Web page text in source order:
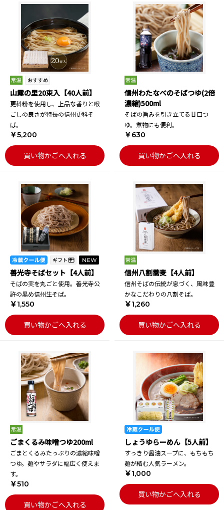
山霧の里20束入【40人前】
更科粉を使用し、上品な香りと喉
ごしの良さが特長の信州更科そ
ば。
￥5,200
買い物かごへ入れる
信州わたなべのそばつゆ(2倍
濃縮)500ml
そばの旨みを引き立てる甘口つ
ゆ。煮物にも便利。
￥630
買い物かごへ入れる
善光寺そばセット【4人前】
そばの実を丸ごと使用。善光寺公
許の黒め信州生そば。
￥1,550
買い物かごへ入れる
信州八割蕎麦【4人前】
信州そばの伝統が息づく、風味豊
かなこだわりの八割そば。
￥1,260
買い物かごへ入れる
ごまくるみ味噌つゆ200ml
ごまとくるみたっぷりの濃縮味噌
つゆ。麺やサラダに幅広く使えま
す。
￥510
買い物かごへ入れる
しょうゆらーめん【5人前】
すっきり醤油スープに、もちもち
麺が絡む人気ラーメン。
￥1,000
買い物かごへ入れる